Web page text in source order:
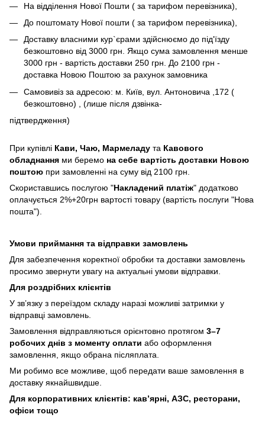
На відділення Нової Пошти ( за тарифом перевізника),
До поштомату Нової пошти ( за тарифом перевізника),
Доставку власними кур`єрами здійснюємо до під'їзду
безкоштовно від 3000 грн. Якщо сума замовлення менше
3000 грн - вартість доставки 250 грн. До 2100 грн -
доставка Новою Поштою за рахунок замовника
Самовивіз за адресою: м. Київ, вул. Антоновича ,172 (
безкоштовно) , (лише після дзвінка-
підтвердження)
При купівлі Кави, Чаю, Мармеладу та Кавового
обладнання ми беремо на себе вартість доставки Новою
поштою при замовленні на суму від 2100 грн.
Скориставшись послугою "Накладений платіж" додатково
оплачується 2%+20грн вартості товару (вартість послуги "Нова
пошта").
Умови приймання та відправки замовлень
Для забезпечення коректної обробки та доставки замовлень
просимо звернути увагу на актуальні умови відправки.
Для роздрібних клієнтів
У зв’язку з переїздом складу наразі можливі затримки у
відправці замовлень.
Замовлення відправляються орієнтовно протягом 3–7
робочих днів з моменту оплати або оформлення
замовлення, якщо обрана післяплата.
Ми робимо все можливе, щоб передати ваше замовлення в
доставку якнайшвидше.
Для корпоративних клієнтів: кав’ярні, АЗС, ресторани,
офіси тощо